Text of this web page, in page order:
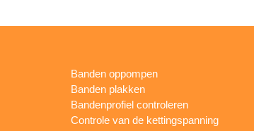
Banden oppompen
Banden plakken
Bandenprofiel controleren
Controle van de kettingspanning